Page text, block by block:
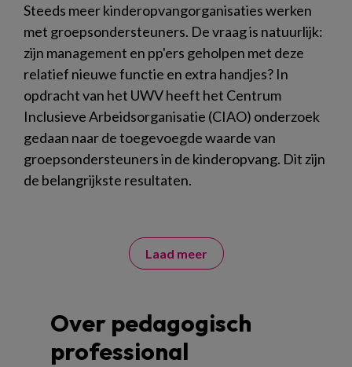
Steeds meer kinderopvangorganisaties werken
met groepsondersteuners. De vraag is natuurlijk:
zijn management en pp'ers geholpen met deze
relatief nieuwe functie en extra handjes? In
opdracht van het UWV heeft het Centrum
Inclusieve Arbeidsorganisatie (CIAO) onderzoek
gedaan naar de toegevoegde waarde van
groepsondersteuners in de kinderopvang. Dit zijn
de belangrijkste resultaten.
Laad meer
Over pedagogisch
professional